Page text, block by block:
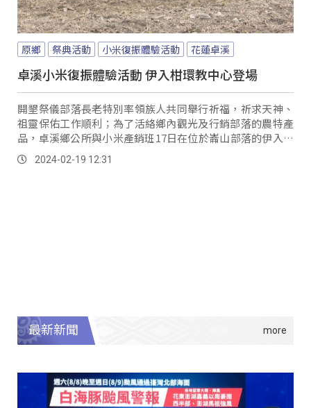
原鄉 祭典活動 小米復振體驗活動 花蓮卓溪
卓溪小米復振體驗活動 伊入柑環教中心登場
開墾祭儀部落長老特別率領族人共同舉行祈福，祈求天神、
祖靈保佑工作順利；為了活絡鄉內觀光及行銷部落的農特產
品，卓溪鄉公所與小米產銷班17日在位於崙山部落的伊入柑
IZUKAN布農部落環境教育中心，舉行「歲時祭儀暨觀光行
銷–伊入柑IZUKAN小米園區復振體驗」活動。
2024-02-19 12:31
最新新聞